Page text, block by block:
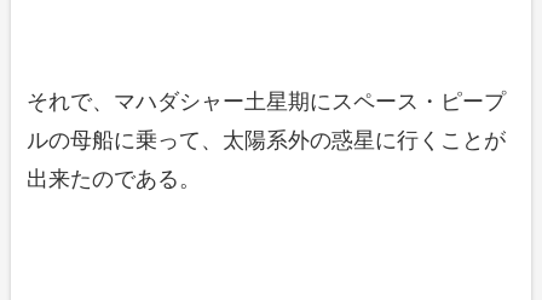
それで、マハダシャー土星期にスペース・ピープ
ルの母船に乗って、太陽系外の惑星に行くことが
出来たのである。